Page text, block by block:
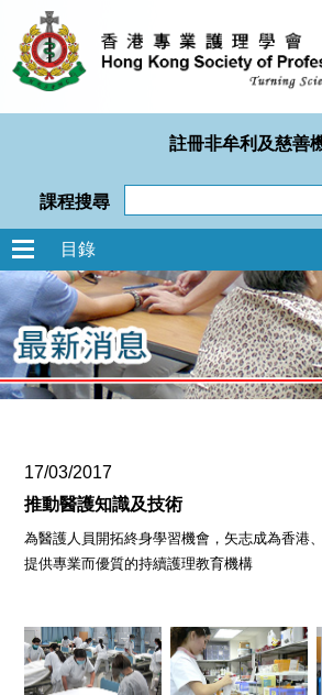
註冊非牟利及慈善
課程搜尋
目錄
17/03/2017
推動醫護知識及技術
為醫護人員開拓終身學習機會，矢志成為香港
提供專業而優質的持續護理教育機構